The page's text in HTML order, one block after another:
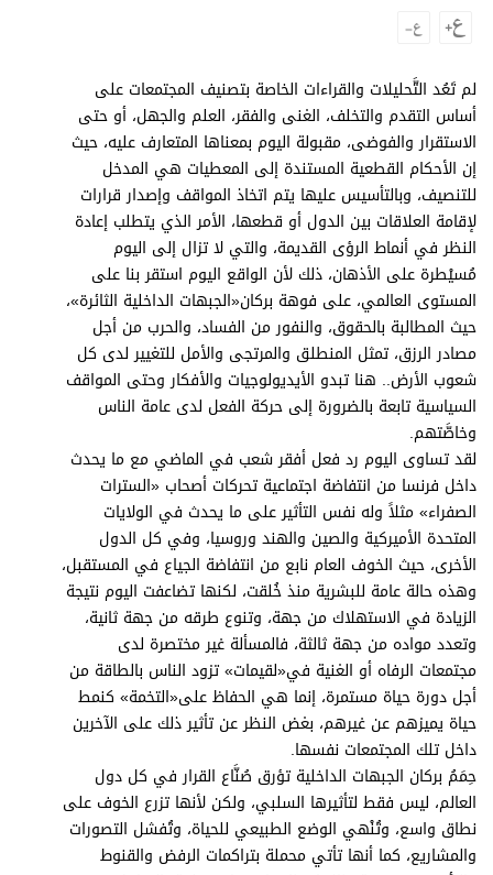
كاريكتير
عدد اليوم
مواقيت الصلاة
الأحوال الجوية
لم تَعُد التَّحليلات والقراءات الخاصة بتصنيف المجتمعات على
أساس التقدم والتخلف، الغنى والفقر، العلم والجهل، أو حتى
الاستقرار والفوضى، مقبولة اليوم بمعناها المتعارف عليه، حيث
إن الأحكام القطعية المستندة إلى المعطيات هي المدخل
للتنصيف، وبالتأسيس عليها يتم اتخاذ المواقف وإصدار قرارات
لإقامة العلاقات بين الدول أو قطعها، الأمر الذي يتطلب إعادة
النظر في أنماط الرؤى القديمة، والتي لا تزال إلى اليوم
مُسيْطرة على الأذهان، ذلك لأن الواقع اليوم استقر بنا على
المستوى العالمي، على فوهة بركان«الجبهات الداخلية الثائرة»،
حيث المطالبة بالحقوق، والنفور من الفساد، والحرب من أجل
مصادر الرزق، تمثل المنطلق والمرتجى والأمل للتغيير لدى كل
شعوب الأرض.. هنا تبدو الأيديولوجيات والأفكار وحتى المواقف
السياسية تابعة بالضرورة إلى حركة الفعل لدى عامة الناس
وخاصَّتهم.
لقد تساوى اليوم رد فعل أفقر شعب في الماضي مع ما يحدث
داخل فرنسا من انتفاضة اجتماعية تحركات أصحاب «السترات
الصفراء» مثلاً وله نفس التأثير على ما يحدث في الولايات
المتحدة الأميركية والصين والهند وروسيا، وفي كل الدول
الأخرى، حيث الخوف العام نابع من انتفاضة الجياع في المستقبل،
وهذه حالة عامة للبشرية منذ خُلقت، لكنها تضاعفت اليوم نتيجة
الزيادة في الاستهلاك من جهة، وتنوع طرقه من جهة ثانية،
وتعدد مواده من جهة ثالثة، فالمسألة غير مختصرة لدى
مجتمعات الرفاه أو الغنية في«لقيمات» تزود الناس بالطاقة من
أجل دورة حياة مستمرة، إنما هي الحفاظ على«التخمة» كنمط
حياة يميزهم عن غيرهم، بغض النظر عن تأثير ذلك على الآخرين
داخل تلك المجتمعات نفسها.
حِمَمُ بركان الجبهات الداخلية تؤرق صُنَّاع القرار في كل دول
العالم، ليس فقط لتأثيرها السلبي، ولكن لأنها تزرع الخوف على
نطاق واسع، وتُنْهي الوضع الطبيعي للحياة، وتُفشل التصورات
والمشاريع، كما أنها تأتي محملة بتراكمات الرفض والقنوط